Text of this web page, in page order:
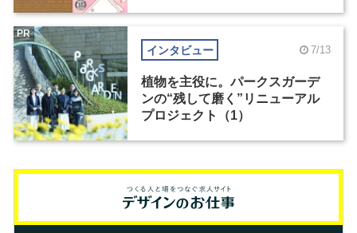
インタビュー 7/13
植物を主役に。パークスガーデ
ンの“残して磨く”リニューアル
プロジェクト（1）
PR